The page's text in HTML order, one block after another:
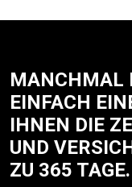
MANCHMAL
EINFACH
IHNEN DIE
UND
ZU 365 TAGE.